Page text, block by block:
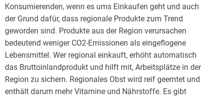
Konsumierenden, wenn es ums Einkaufen geht und auch
der Grund dafür, dass regionale Produkte zum Trend
geworden sind. Produkte aus der Region verursachen
bedeutend weniger CO2-Emissionen als eingeflogene
Lebensmittel. Wer regional einkauft, erhöht automatisch
das Bruttoinlandprodukt und hilft mit, Arbeitsplätze in der
Region zu sichern. Regionales Obst wird reif geerntet und
enthält darum mehr Vitamine und Nährstoffe. Es gibt